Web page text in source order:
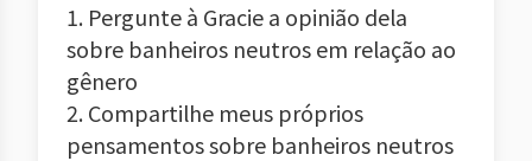
1. Pergunte à Gracie a opinião dela
sobre banheiros neutros em relação ao
gênero
2. Compartilhe meus próprios
pensamentos sobre banheiros neutros